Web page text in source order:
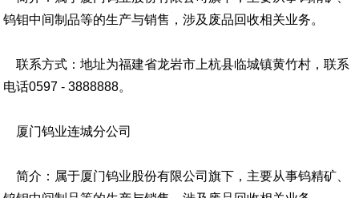
钨钼中间制品等的生产与销售，涉及废品回收相关业务。
联系方式：地址为福建省龙岩市上杭县临城镇黄竹村，联系
电话0597 - 3888888。
厦门钨业连城分公司
简介：属于厦门钨业股份有限公司旗下，主要从事钨精矿、